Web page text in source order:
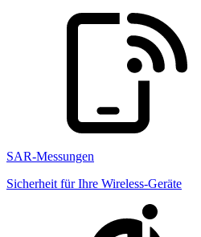
SAR-Messungen
Sicherheit für Ihre Wireless-Geräte